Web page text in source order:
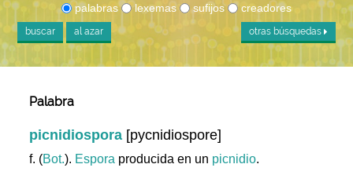
palabras lexemas sufijos creadores
buscar al azar otras búsquedas
Palabra
picnidiospora [pycnidiospore]
f. (Bot.). Espora producida en un picnidio.